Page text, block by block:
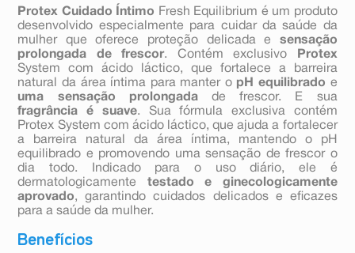
Protex Cuidado Íntimo Fresh Equilibrium é um produto
desenvolvido especialmente para cuidar da saúde da
mulher que oferece proteção delicada e sensação
prolongada de frescor. Contém exclusivo
Protex
System com ácido láctico, que fortalece a barreira
natural da área íntima para manter opH equilibrado e
uma sensação prolongadade frescor. E sua
fragrância é suave. Sua fórmula exclusiva contém
Protex System com ácido láctico, que ajuda a fortalecer
a barreira natural da área íntima, mantendo o pH
equilibrado e promovendo uma sensação de frescor o
dia todo. Indicado para o uso diário, ele é
dermatologicamente testado e ginecologicamente
aprovado, garantindo cuidados delicados e eficazes
para a saúde da mulher.
Benefícios